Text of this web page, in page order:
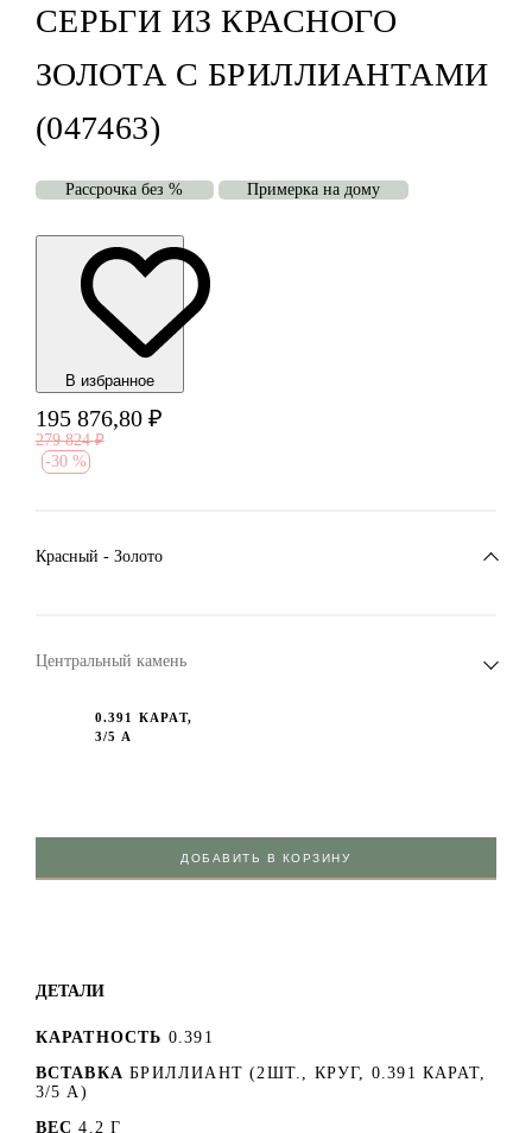
СЕРЬГИ ИЗ КРАСНОГО
ЗОЛОТА С БРИЛЛИАНТАМИ
(047463)
Рассрочка без % Примерка на дому
В избранноe
195 876,80 ₽
279 824 ₽
-30 %
Красный - Золото
Центральный камень
0.391 КАРАТ,
3/5 А
ДОБАВИТЬ В КОРЗИНУ
ДЕТАЛИ
КАРАТНОСТЬ 0.391
ВСТАВКА БРИЛЛИАНТ (2ШТ., КРУГ, 0.391 КАРАТ,
3/5 А)
ВЕС 4.2 Г